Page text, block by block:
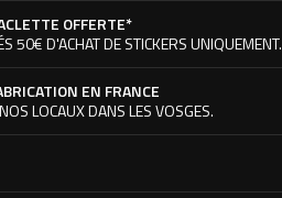
OFFERTE*
50€ D'ACHAT DE STICKERS UNIQUEMENT.
EN FRANCE
LOCAUX DANS LES VOSGES.